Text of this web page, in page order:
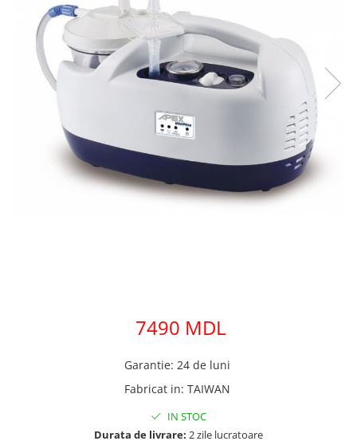
7490 MDL
Garantie: 24 de luni
Fabricat in: TAIWAN
IN STOC
Durata de livrare: 2 zile lucratoare